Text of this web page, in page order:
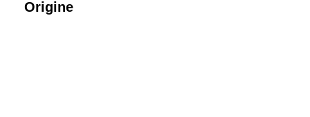
Origine